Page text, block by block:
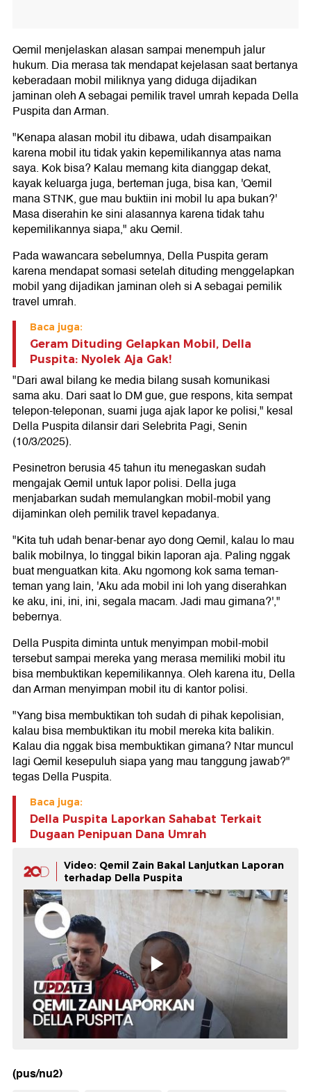
Qemil menjelaskan alasan sampai menempuh jalur
hukum. Dia merasa tak mendapat kejelasan saat bertanya
keberadaan mobil miliknya yang diduga dijadikan
jaminan oleh A sebagai pemilik travel umrah kepada Della
Puspita dan Arman.
"Kenapa alasan mobil itu dibawa, udah disampaikan
karena mobil itu tidak yakin kepemilikannya atas nama
saya. Kok bisa? Kalau memang kita dianggap dekat,
kayak keluarga juga, berteman juga, bisa kan, 'Qemil
mana STNK, gue mau buktiin ini mobil lu apa bukan?'
Masa diserahin ke sini alasannya karena tidak tahu
kepemilikannya siapa," aku Qemil.
Pada wawancara sebelumnya, Della Puspita geram
karena mendapat somasi setelah dituding menggelapkan
mobil yang dijadikan jaminan oleh si A sebagai pemilik
travel umrah.
Baca juga:
Geram Dituding Gelapkan Mobil, Della
Puspita: Nyolek Aja Gak!
"Dari awal bilang ke media bilang susah komunikasi
sama aku. Dari saat lo DM gue, gue respons, kita sempat
telepon-teleponan, suami juga ajak lapor ke polisi," kesal
Della Puspita dilansir dari Selebrita Pagi, Senin
(10/3/2025).
Pesinetron berusia 45 tahun itu menegaskan sudah
mengajak Qemil untuk lapor polisi. Della juga
menjabarkan sudah memulangkan mobil-mobil yang
dijaminkan oleh pemilik travel kepadanya.
"Kita tuh udah benar-benar ayo dong Qemil, kalau lo mau
balik mobilnya, lo tinggal bikin laporan aja. Paling nggak
buat menguatkan kita. Aku ngomong kok sama teman-
teman yang lain, 'Aku ada mobil ini loh yang diserahkan
ke aku, ini, ini, ini, segala macam. Jadi mau gimana?',"
bebernya.
Della Puspita diminta untuk menyimpan mobil-mobil
tersebut sampai mereka yang merasa memiliki mobil itu
bisa membuktikan kepemilikannya. Oleh karena itu, Della
dan Arman menyimpan mobil itu di kantor polisi.
"Yang bisa membuktikan toh sudah di pihak kepolisian,
kalau bisa membuktikan itu mobil mereka kita balikin.
Kalau dia nggak bisa membuktikan gimana? Ntar muncul
lagi Qemil kesepuluh siapa yang mau tanggung jawab?"
tegas Della Puspita.
Baca juga:
Della Puspita Laporkan Sahabat Terkait
Dugaan Penipuan Dana Umrah
Video: Qemil Zain Bakal Lanjutkan Laporan
terhadap Della Puspita
(pus/nu2)